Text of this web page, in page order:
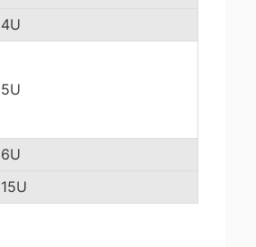
4U
5U
6U
15U